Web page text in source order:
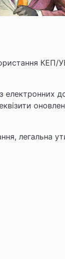
КЕП/
електронних
легальна